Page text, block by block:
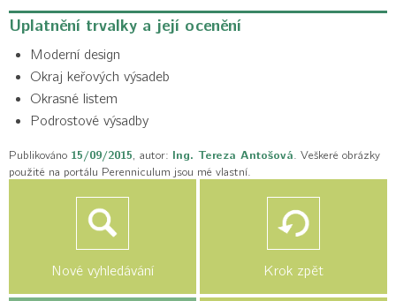
Uplatnění trvalky a její ocenění
Moderní design
Okraj keřových výsadeb
Okrasné listem
Podrostové výsadby
Publikováno 15/09/2015, autor: Ing. Tereza Antošová. Veškeré obrázky
použité na portálu Perenniculum jsou mé vlastní.
Nové vyhledávání Krok zpět